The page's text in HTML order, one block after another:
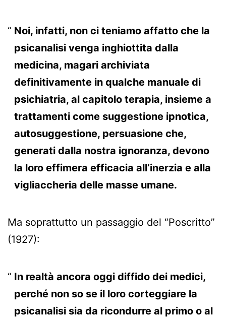
Noi, infatti, non ci teniamo affatto che la
psicanalisi venga inghiottita dalla
medicina, magari archiviata
definitivamente in qualche manuale di
psichiatria, al capitolo terapia, insieme a
trattamenti come suggestione ipnotica,
autosuggestione, persuasione che,
generati dalla nostra ignoranza, devono
la loro effimera efficacia all’inerzia e alla
vigliaccheria delle masse umane.
Ma soprattutto un passaggio del “Poscritto”
(1927):
In realtà ancora oggi diffido dei medici,
perché non so se il loro corteggiare la
psicanalisi sia da ricondurre al primo o al